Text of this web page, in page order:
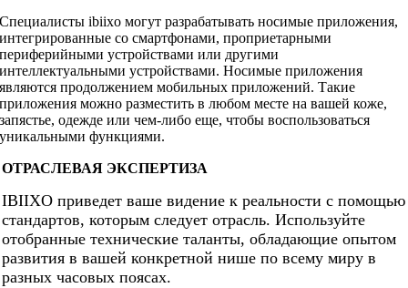
Специалисты ibiixo могут разрабатывать носимые приложения,
интегрированные со смартфонами, проприетарными
периферийными устройствами или другими
интеллектуальными устройствами. Носимые приложения
являются продолжением мобильных приложений. Такие
приложения можно разместить в любом месте на вашей коже,
запястье, одежде или чем-либо еще, чтобы воспользоваться
уникальными функциями.
ОТРАСЛЕВАЯ ЭКСПЕРТИЗА
IBIIXO приведет ваше видение к реальности с помощью
стандартов, которым следует отрасль. Используйте
отобранные технические таланты, обладающие опытом
развития в вашей конкретной нише по всему миру в
разных часовых поясах.